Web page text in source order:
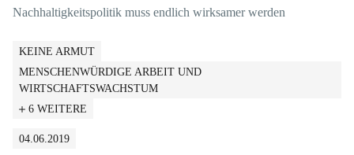
Nachhaltigkeitspolitik muss endlich wirksamer werden
KEINE ARMUT
MENSCHENWÜRDIGE ARBEIT UND
WIRTSCHAFTSWACHSTUM
6 WEITERE
04.06.2019